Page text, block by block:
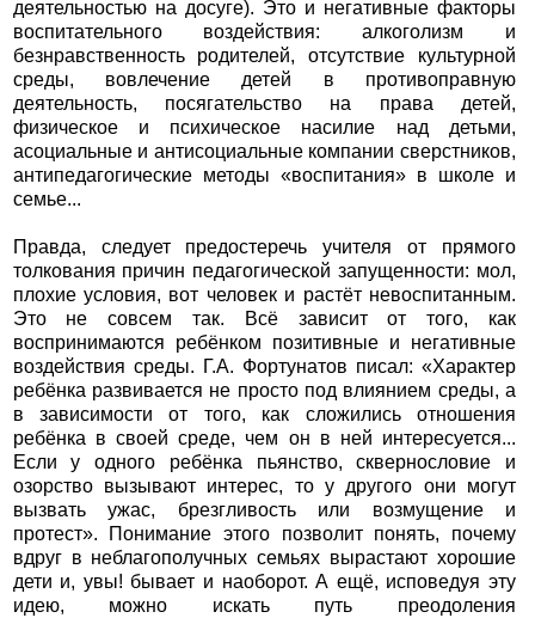
деятельностью на досуге). Это и негативные факторы
воспитательного воздействия: алкоголизм и
безнравственность родителей, отсутствие культурной
среды, вовлечение детей в противоправную
деятельность, посягательство на права детей,
физическое и психическое насилие над детьми,
асоциальные и антисоциальные компании сверстников,
антипедагогические методы «воспитания» в школе и
семье...
Правда, следует предостеречь учителя от прямого
толкования причин педагогической запущенности: мол,
плохие условия, вот человек и растёт невоспитанным.
Это не совсем так. Всё зависит от того, как
воспринимаются ребёнком позитивные и негативные
воздействия среды. Г.А. Фортунатов писал: «Характер
ребёнка развивается не просто под влиянием среды, а
в зависимости от того, как сложились отношения
ребёнка в своей среде, чем он в ней интересуется...
Если у одного ребёнка пьянство, сквернословие и
озорство вызывают интерес, то у другого они могут
вызвать ужас, брезгливость или возмущение и
протест». Понимание этого позволит понять, почему
вдруг в неблагополучных семьях вырастают хорошие
дети и, увы! бывает и наоборот. А ещё, исповедуя эту
идею, можно искать путь преодоления